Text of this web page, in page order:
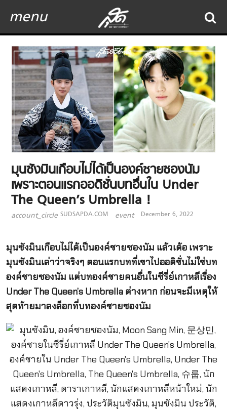
menu
มุนซังมินเกือบไม่ได้เป็นองค์ชายซองนัม
เพราะตอนแรกออดิชั่นบทอื่นใน Under
The Queen’s Umbrella !
account_circle SUDSAPDA.COM event December 6, 2022
มุนซังมินเกือบไม่ได้เป็นองค์ชายซองนัม แล้วเด้อ เพราะ
มุนซังมินเล่าว่าจริงๆ ตอนแรกบทที่เขาไปออดิชั่นไม่ใช่บท
องค์ชายซองนัม แต่บทองค์ชายคนอื่นในซีรี่ย์เกาหลีเรื่อง
Under The Queen’s Umbrella ต่างหาก ก่อนจะมีเหตุให้
สุดท้ายมาลงล็อกที่บทองค์ชายซองนัม